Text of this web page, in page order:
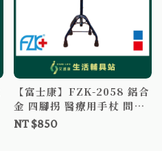
【富士康】FZK-2058 鋁合
金 四腳拐 醫療用手杖 問號
形狀手把 拐杖補助 單支拐
NT $850